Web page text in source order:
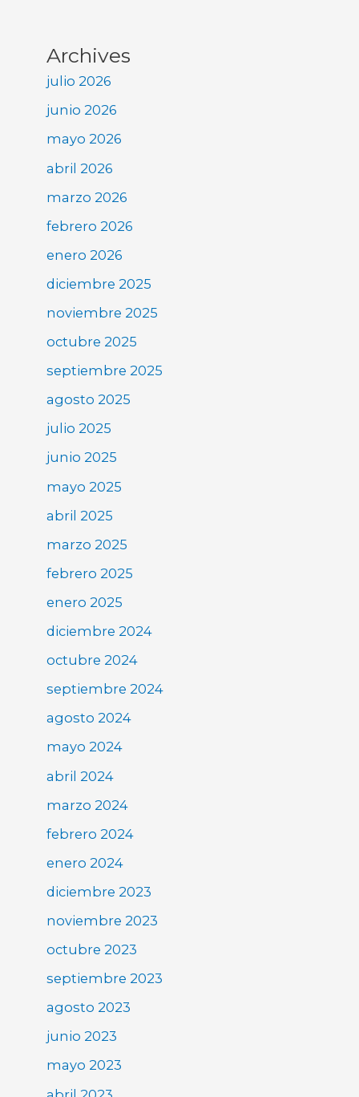
Archives
julio 2026
junio 2026
mayo 2026
abril 2026
marzo 2026
febrero 2026
enero 2026
diciembre 2025
noviembre 2025
octubre 2025
septiembre 2025
agosto 2025
julio 2025
junio 2025
mayo 2025
abril 2025
marzo 2025
febrero 2025
enero 2025
diciembre 2024
octubre 2024
septiembre 2024
agosto 2024
mayo 2024
abril 2024
marzo 2024
febrero 2024
enero 2024
diciembre 2023
noviembre 2023
octubre 2023
septiembre 2023
agosto 2023
junio 2023
mayo 2023